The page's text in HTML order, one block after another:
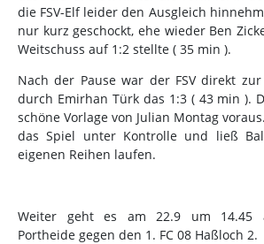
die FSV-Elf leider den Ausgleich
nur kurz geschockt, ehe wieder Ben
Weitschuss auf 1:2 stellte ( 35 min ).
Nach der Pause war der FSV direkt
durch Emirhan Türk das 1:3 ( 43 min ).
schöne Vorlage von Julian Montag
das Spiel unter Kontrolle und ließ
eigenen Reihen laufen.
Weiter geht es am 22.9 um 14.45
Portheide gegen den 1. FC 08 Haßloch 2.